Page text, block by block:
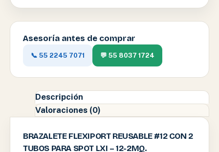
Asesoría antes de comprar
📞 55 2245 7071 💬 55 8037 1724
Descripción
Valoraciones (0)
BRAZALETE FLEXIPORT REUSABLE #12 CON 2
TUBOS PARA SPOT LXI – 12-2MQ.